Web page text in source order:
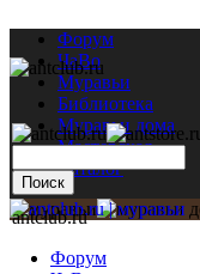
Форум
ЧаВо
Муравьи
Библиотека
Муравьи дома
Мастерская
Каталог
antclub.ru
Форум